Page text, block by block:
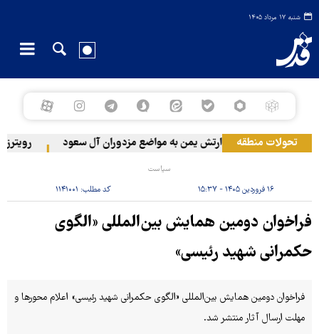
شنبه ۱۷ مرداد ۱۴۰۵
تحولات منطقهحمله ارتش یمن به مواضع مزدوران آل سعود رویترز: عربستان ۸۶ درصد از موشک‌های
سیاست
۱۶ فروردین ۱۴۰۵ - ۱۵:۳۷ کد مطلب: ۱۱۴۱۰۰۱
فراخوان دومین همایش بین‌المللی «الگوی
حکمرانی شهید رئیسی»
فراخوان دومین همایش بین‌المللی «الگوی حکمرانی شهید رئیسی» اعلام محورها و
مهلت ارسال آثار منتشر شد.